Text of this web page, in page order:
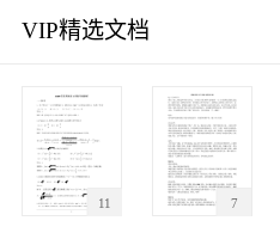
VIP精选文档
11 7